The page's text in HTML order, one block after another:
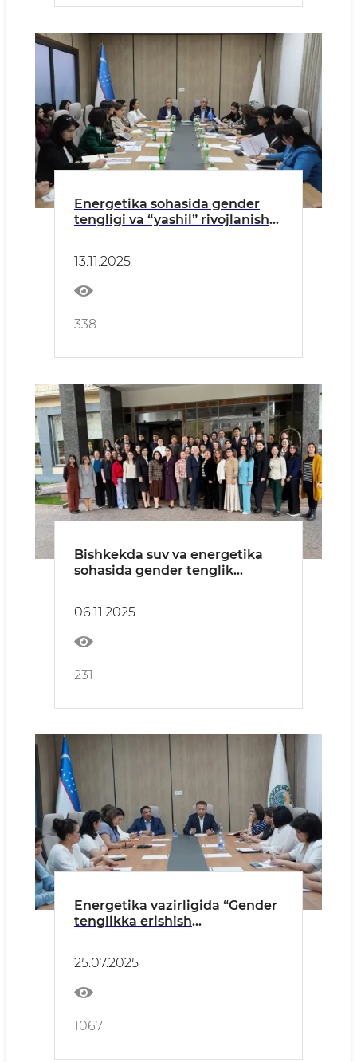
Energetika sohasida gender
tengligi va “yashil” rivojlanish
13.11.2025
338
Bishkekda suv va energetika
sohasida gender tenglik
o‘tdi
06.11.2025
231
Energetika vazirligida “Gender
tenglikka erishish
25.07.2025
1067